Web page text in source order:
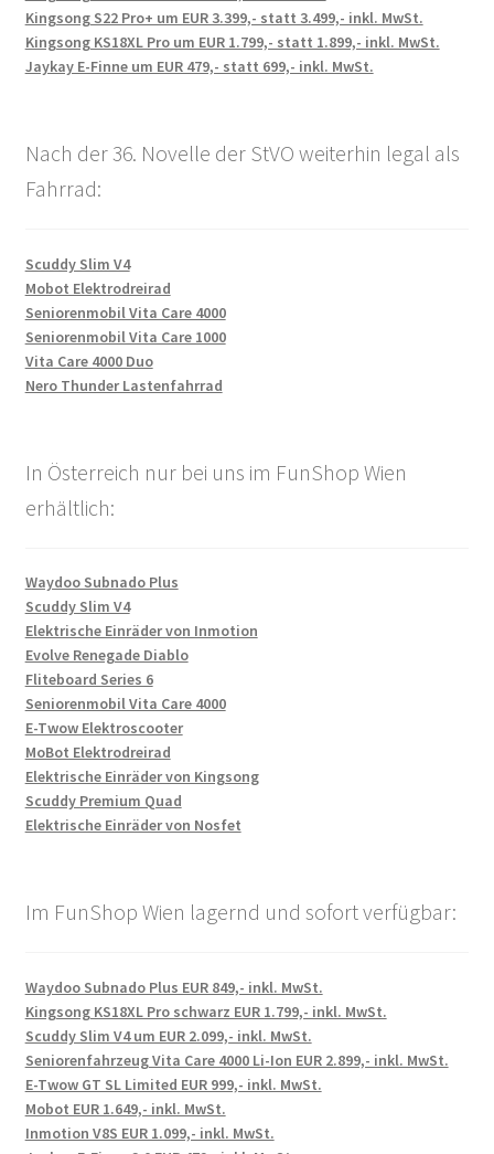
Kingsong S22 Pro+ um EUR 3.399,- statt 3.499,- inkl. MwSt.
Kingsong KS18XL Pro um EUR 1.799,- statt 1.899,- inkl. MwSt.
Jaykay E-Finne um EUR 479,- statt 699,- inkl. MwSt.
Nach der 36. Novelle der StVO weiterhin legal als
Fahrrad:
Scuddy Slim V4
Mobot Elektrodreirad
Seniorenmobil Vita Care 4000
Seniorenmobil Vita Care 1000
Vita Care 4000 Duo
Nero Thunder Lastenfahrrad
In Österreich nur bei uns im FunShop Wien
erhältlich:
Waydoo Subnado Plus
Scuddy Slim V4
Elektrische Einräder von Inmotion
Evolve Renegade Diablo
Fliteboard Series 6
Seniorenmobil Vita Care 4000
E-Twow Elektroscooter
MoBot Elektrodreirad
Elektrische Einräder von Kingsong
Scuddy Premium Quad
Elektrische Einräder von Nosfet
Im FunShop Wien lagernd und sofort verfügbar:
Waydoo Subnado Plus EUR 849,- inkl. MwSt.
Kingsong KS18XL Pro schwarz EUR 1.799,- inkl. MwSt.
Scuddy Slim V4 um EUR 2.099,- inkl. MwSt.
Seniorenfahrzeug Vita Care 4000 Li-Ion EUR 2.899,- inkl. MwSt.
E-Twow GT SL Limited EUR 999,- inkl. MwSt.
Mobot EUR 1.649,- inkl. MwSt.
Inmotion V8S EUR 1.099,- inkl. MwSt.